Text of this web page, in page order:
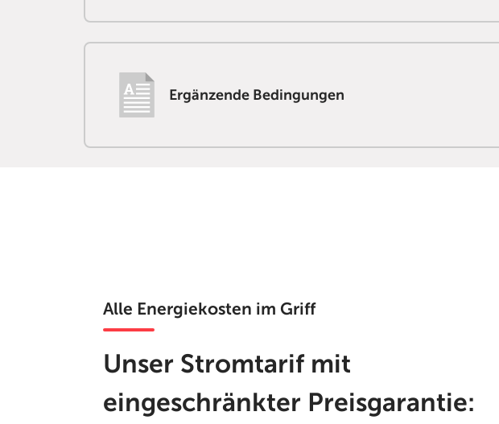
Ergänzende Bedingungen
Alle Energiekosten im Griff
Unser Stromtarif mit
eingeschränkter Preisgarantie: